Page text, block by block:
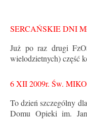
SERCAŃSKIE DNI
Już po raz drugi
wielodzietnych) część
6 XII 2009r. Św.
To dzień szczególny
Domu Opieki im.